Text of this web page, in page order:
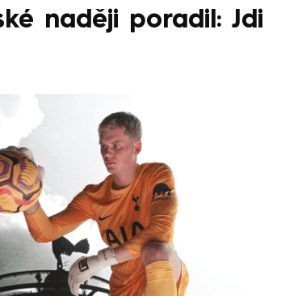
naději poradil: Jdi